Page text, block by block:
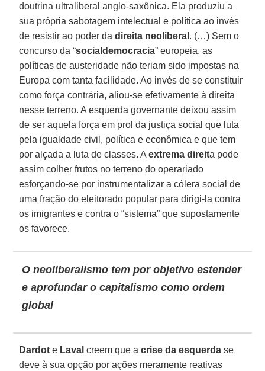
doutrina ultraliberal anglo-saxônica. Ela produziu a
sua própria sabotagem intelectual e política ao invés
de resistir ao poder dadireita neoliberal . (…) Sem o
concurso da “socialdemocracia” europeia, as
políticas de austeridade não teriam sido impostas na
Europa com tanta facilidade. Ao invés de se constituir
como força contrária, aliou-se efetivamente à direita
nesse terreno. A esquerda governante deixou assim
de ser aquela força em prol da justiça social que luta
pela igualdade civil, política e econômica e que tem
por alçada a luta de classes. Aextrema direita pode
assim colher frutos no terreno do operariado
esforçando-se por instrumentalizar a cólera social de
uma fração do eleitorado popular para dirigi-la contra
os imigrantes e contra o “sistema” que supostamente
os favorece.
O neoliberalismo tem por objetivo estender
e aprofundar o capitalismo como ordem
global
Dardot e Laval creem que acrise da esquerda se
deve à sua opção por ações meramente reativas